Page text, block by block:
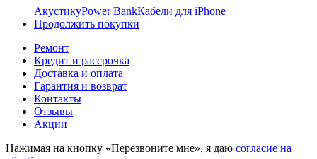
АкустикуPower BankКабели для iPhone
Продолжить покупки
Ремонт
Кредит и рассрочка
Доставка и оплата
Гарантия и возврат
Контакты
Отзывы
Акции
Нажимая на кнопку «Перезвоните мне», я даю согласие на